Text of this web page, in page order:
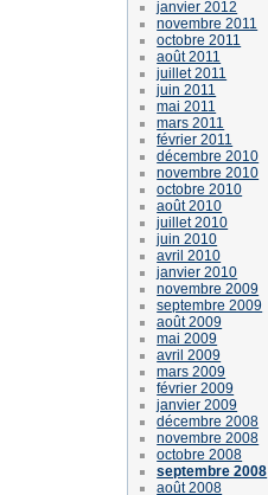
janvier 2012
novembre 2011
octobre 2011
août 2011
juillet 2011
juin 2011
mai 2011
mars 2011
février 2011
décembre 2010
novembre 2010
octobre 2010
août 2010
juillet 2010
juin 2010
avril 2010
janvier 2010
novembre 2009
septembre 2009
août 2009
mai 2009
avril 2009
mars 2009
février 2009
janvier 2009
décembre 2008
novembre 2008
octobre 2008
septembre 2008
août 2008